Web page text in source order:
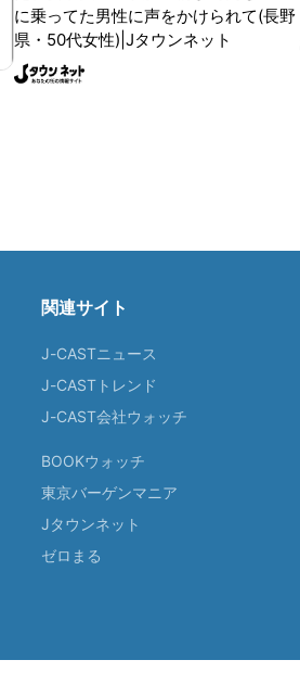
に乗ってた男性に声をかけられて(長野
県・50代女性)|Jタウンネット
関連サイト
J-CASTニュース
J-CASTトレンド
J-CAST会社ウォッチ
BOOKウォッチ
東京バーゲンマニア
Jタウンネット
ゼロまる